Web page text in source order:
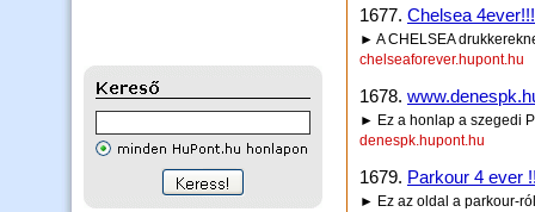
1677. Chelsea
► A CHELSEA
chelseaforever.hupont.hu
1678.
► Ez a honlap a szegedi
denespk.hupont.hu
1679. Parkour 4 ever
► Ez az oldal a parkour-